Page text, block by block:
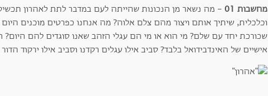
מחשבות 01
- מה נשאר מן הנכונות שהייתה לעם במדבר לתת לאהרון
וכלכלית, שיתיך אותם ויצור מהם צלם אלוה? מה אנחנו כפרטים מוכנים
שכורכת יחד עם שלם? מי הוא או מי הם עגלי הזהב שאנו סוגדים להם היום?
אישיים של האינדבידואל בלבד? סביב אילו עגלים רקדנו וסביב אילו ירקוד